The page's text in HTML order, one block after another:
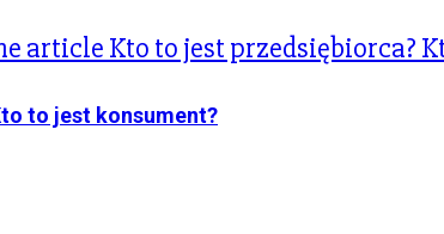
to jest konsument?